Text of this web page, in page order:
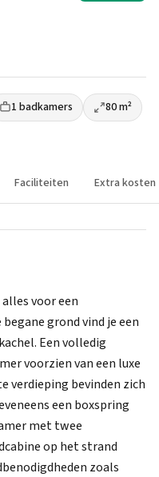
1 badkamers
80 m²
Faciliteiten Extra kosten
voor een
grond vind je een
Een volledig
voorzien van een luxe
verdieping bevinden zich
een boxspring
met twee
op het strand
zoals